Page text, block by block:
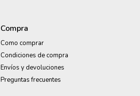
Compra
Como comprar
Condiciones de compra
Envíos y devoluciones
Preguntas frecuentes